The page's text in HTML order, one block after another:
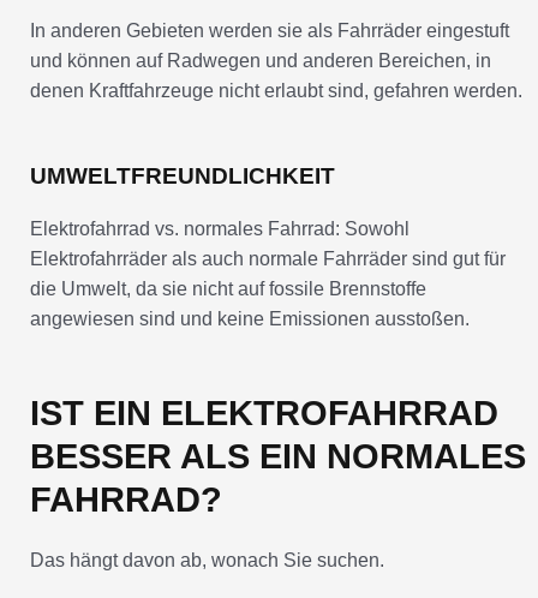
In anderen Gebieten werden sie als Fahrräder eingestuft
und können auf Radwegen und anderen Bereichen, in
denen Kraftfahrzeuge nicht erlaubt sind, gefahren werden.
UMWELTFREUNDLICHKEIT
Elektrofahrrad vs. normales Fahrrad: Sowohl
Elektrofahrräder als auch normale Fahrräder sind gut für
die Umwelt, da sie nicht auf fossile Brennstoffe
angewiesen sind und keine Emissionen ausstoßen.
IST EIN ELEKTROFAHRRAD
BESSER ALS EIN NORMALES
FAHRRAD?
Das hängt davon ab, wonach Sie suchen.